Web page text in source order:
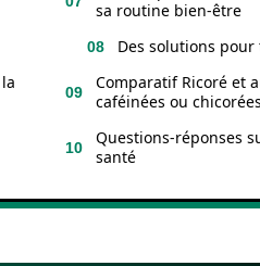
sa routine bien-être
Des solutions
Comparatif Ricoré et
caféinées ou chicorées
Questions-réponses
santé